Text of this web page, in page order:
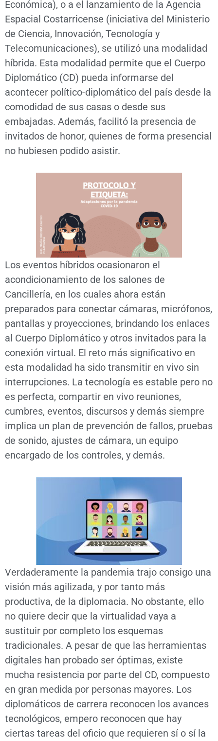
Económica), o a el lanzamiento de la Agencia
Espacial Costarricense (iniciativa del Ministerio
de Ciencia, Innovación, Tecnología y
Telecomunicaciones), se utilizó una modalidad
híbrida. Esta modalidad permite que el Cuerpo
Diplomático (CD) pueda informarse del
acontecer político-diplomático del país desde la
comodidad de sus casas o desde sus
embajadas. Además, facilitó la presencia de
invitados de honor, quienes de forma presencial
no hubiesen podido asistir.
Los eventos híbridos ocasionaron el
acondicionamiento de los salones de
Cancillería, en los cuales ahora están
preparados para conectar cámaras, micrófonos,
pantallas y proyecciones, brindando los enlaces
al Cuerpo Diplomático y otros invitados para la
conexión virtual. El reto más significativo en
esta modalidad ha sido transmitir en vivo sin
interrupciones. La tecnología es estable pero no
es perfecta, compartir en vivo reuniones,
cumbres, eventos, discursos y demás siempre
implica un plan de prevención de fallos, pruebas
de sonido, ajustes de cámara, un equipo
encargado de los controles, y demás.
Verdaderamente la pandemia trajo consigo una
visión más agilizada, y por tanto más
productiva, de la diplomacia. No obstante, ello
no quiere decir que la virtualidad vaya a
sustituir por completo los esquemas
tradicionales. A pesar de que las herramientas
digitales han probado ser óptimas, existe
mucha resistencia por parte del CD, compuesto
en gran medida por personas mayores. Los
diplomáticos de carrera reconocen los avances
tecnológicos, empero reconocen que hay
ciertas tareas del oficio que requieren sí o sí la